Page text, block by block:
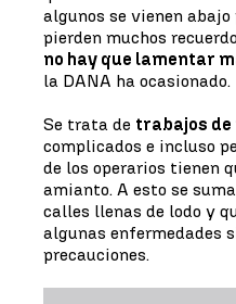
algunos se vienen abajo
pierden muchos
no hay que lamentar
la DANA ha ocasionado.
Se trata de trabajos de
complicados e incluso
de los operarios tienen
amianto. A esto se
calles llenas de lodo y
algunas enfermedades
precauciones.